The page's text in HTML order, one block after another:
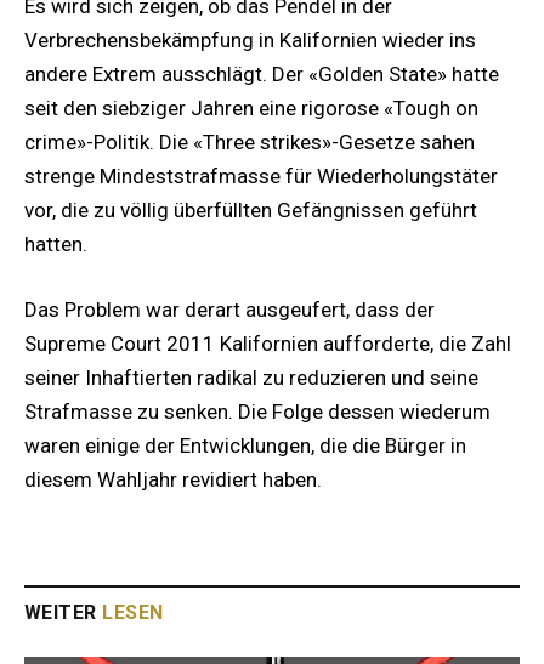
Es wird sich zeigen, ob das Pendel in der
Verbrechensbekämpfung in Kalifornien wieder ins
andere Extrem ausschlägt. Der «Golden State» hatte
seit den siebziger Jahren eine rigorose «Tough on
crime»-Politik. Die «Three strikes»-Gesetze sahen
strenge Mindeststrafmasse für Wiederholungstäter
vor, die zu völlig überfüllten Gefängnissen geführt
hatten.
Das Problem war derart ausgeufert, dass der
Supreme Court 2011 Kalifornien aufforderte, die Zahl
seiner Inhaftierten radikal zu reduzieren und seine
Strafmasse zu senken. Die Folge dessen wiederum
waren einige der Entwicklungen, die die Bürger in
diesem Wahljahr revidiert haben.
WEITER LESEN